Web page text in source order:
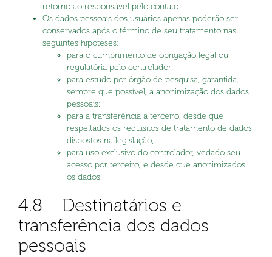
retorno ao responsável pelo contato.
Os dados pessoais dos usuários apenas poderão ser
conservados após o término de seu tratamento nas
seguintes hipóteses:
para o cumprimento de obrigação legal ou
regulatória pelo controlador;
para estudo por órgão de pesquisa, garantida,
sempre que possível, a anonimização dos dados
pessoais;
para a transferência a terceiro, desde que
respeitados os requisitos de tratamento de dados
dispostos na legislação;
para uso exclusivo do controlador, vedado seu
acesso por terceiro, e desde que anonimizados
os dados.
4.8 Destinatários e
transferência dos dados
pessoais